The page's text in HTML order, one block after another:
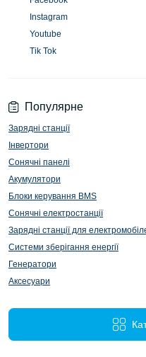
Популярне
Зарядні станції
Інвертори
Сонячні панелі
Акумулятори
Блоки керування BMS
Сонячні електростанції
Зарядні станції для
Системи зберігання енергії
Генератори
Аксесуари
Instagram
Youtube
Tik Tok